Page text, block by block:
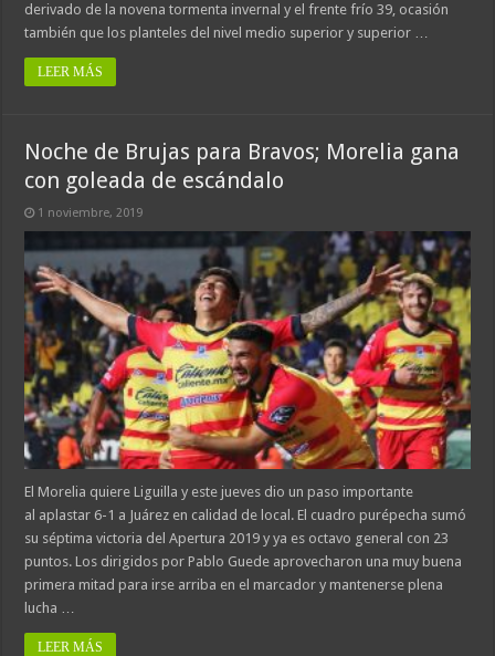
derivado de la novena tormenta invernal y el frente frío 39, ocasión
también que los planteles del nivel medio superior y superior …
LEER MÁS
Noche de Brujas para Bravos; Morelia gana
con goleada de escándalo
1 noviembre, 2019
El Morelia quiere Liguilla y este jueves dio un paso importante
al aplastar 6-1 a Juárez en calidad de local. El cuadro purépecha sumó
su séptima victoria del Apertura 2019 y ya es octavo general con 23
puntos. Los dirigidos por Pablo Guede aprovecharon una muy buena
primera mitad para irse arriba en el marcador y mantenerse plena
lucha …
LEER MÁS